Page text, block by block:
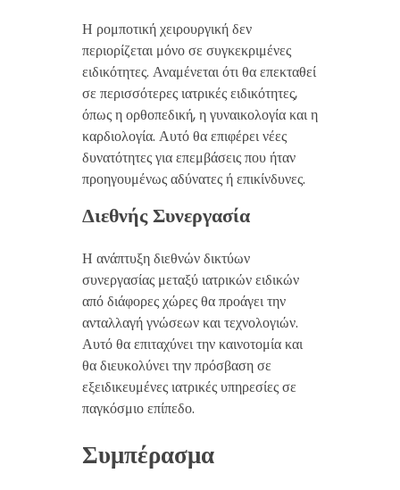
Η ρομποτική χειρουργική δεν
περιορίζεται μόνο σε συγκεκριμένες
ειδικότητες. Αναμένεται ότι θα επεκταθεί
σε περισσότερες ιατρικές ειδικότητες,
όπως η ορθοπεδική, η γυναικολογία και η
καρδιολογία. Αυτό θα επιφέρει νέες
δυνατότητες για επεμβάσεις που ήταν
προηγουμένως αδύνατες ή επικίνδυνες.
Διεθνής Συνεργασία
Η ανάπτυξη διεθνών δικτύων
συνεργασίας μεταξύ ιατρικών ειδικών
από διάφορες χώρες θα προάγει την
ανταλλαγή γνώσεων και τεχνολογιών.
Αυτό θα επιταχύνει την καινοτομία και
θα διευκολύνει την πρόσβαση σε
εξειδικευμένες ιατρικές υπηρεσίες σε
παγκόσμιο επίπεδο.
Συμπέρασμα